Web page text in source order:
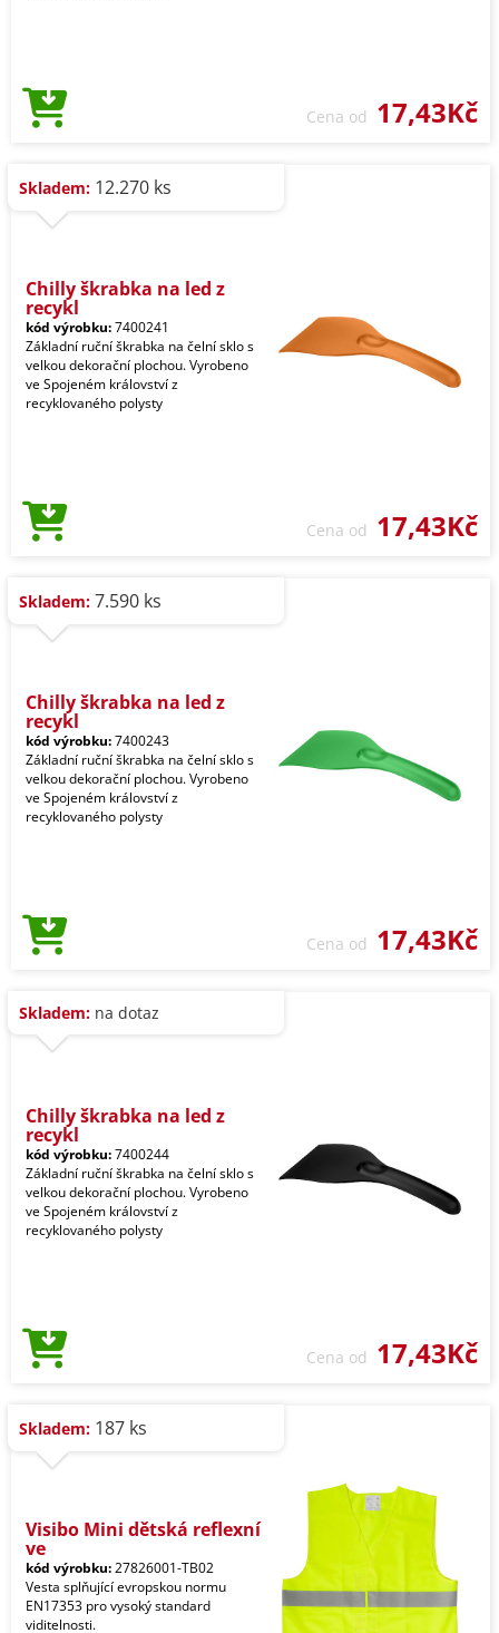
Cena od 17,43Kč
Skladem: 12.270 ks
Chilly škrabka na led z
recykl
kód výrobku:7400241
Základní ruční škrabka na čelní sklo s
velkou dekorační plochou. Vyrobeno
ve Spojeném království z
recyklovaného polysty
Cena od 17,43Kč
Skladem: 7.590 ks
Chilly škrabka na led z
recykl
kód výrobku:7400243
Základní ruční škrabka na čelní sklo s
velkou dekorační plochou. Vyrobeno
ve Spojeném království z
recyklovaného polysty
Cena od 17,43Kč
Skladem: na dotaz
Chilly škrabka na led z
recykl
kód výrobku:7400244
Základní ruční škrabka na čelní sklo s
velkou dekorační plochou. Vyrobeno
ve Spojeném království z
recyklovaného polysty
Cena od 17,43Kč
Skladem: 187 ks
Visibo Mini dětská reflexní
ve
kód výrobku:27826001-TB02
Vesta splňující evropskou normu
EN17353 pro vysoký standard
viditelnosti.